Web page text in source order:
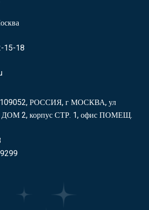
15-18
РОССИЯ, г МОСКВА, ул
2, корпус СТР. 1, офис ПОМЕЩ.